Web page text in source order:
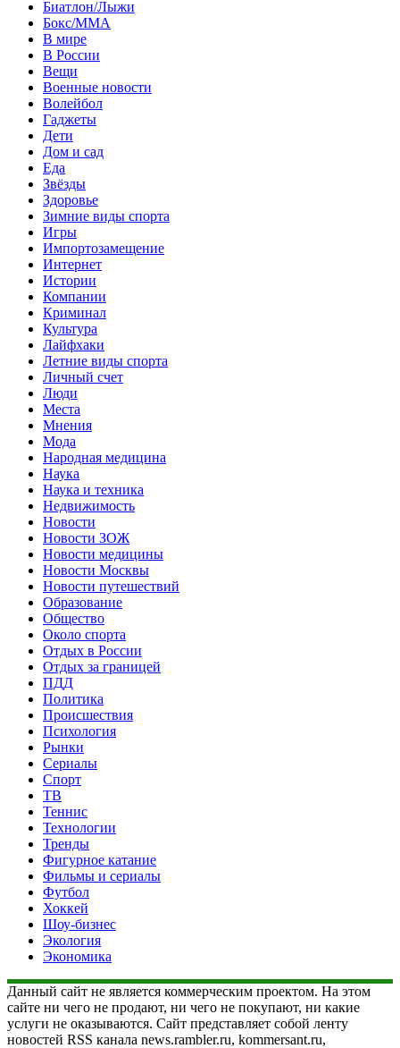
Биатлон/Лыжи
Бокс/MMA
В мире
В России
Вещи
Военные новости
Волейбол
Гаджеты
Дети
Дом и сад
Еда
Звёзды
Здоровье
Зимние виды спорта
Игры
Импортозамещение
Интернет
Истории
Компании
Криминал
Культура
Лайфхаки
Летние виды спорта
Личный счет
Люди
Места
Мнения
Мода
Народная медицина
Наука
Наука и техника
Недвижимость
Новости
Новости ЗОЖ
Новости медицины
Новости Москвы
Новости путешествий
Образование
Общество
Около спорта
Отдых в России
Отдых за границей
ПДД
Политика
Происшествия
Психология
Рынки
Сериалы
Спорт
ТВ
Теннис
Технологии
Тренды
Фигурное катание
Фильмы и сериалы
Футбол
Хоккей
Шоу-бизнес
Экология
Экономика
Данный сайт не является коммерческим проектом. На этом
сайте ни чего не продают, ни чего не покупают, ни какие
услуги не оказываются. Сайт представляет собой ленту
новостей RSS канала news.rambler.ru, kommersant.ru,